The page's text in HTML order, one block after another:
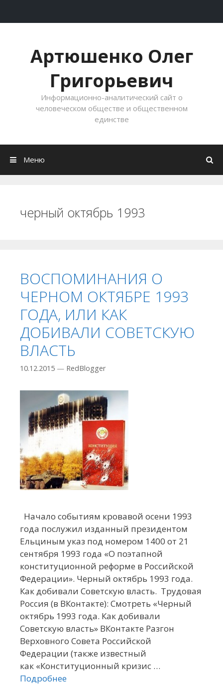
Артюшенко Олег
Григорьевич
Информационно-аналитический сайт о
человеческом обществе и общественном
единстве
Меню
черный октябрь 1993
ВОСПОМИНАНИЯ О
ЧЕРНОМ ОКТЯБРЕ 1993
ГОДА, ИЛИ КАК
ДОБИВАЛИ СОВЕТСКУЮ
ВЛАСТЬ
10.12.2015 — RedBlogger
Начало событиям кровавой осени 1993
года послужил изданный президентом
Ельциным указ под номером 1400 от 21
сентября 1993 года «О поэтапной
конституционной реформе в Российской
Федерации». Черный октябрь 1993 года.
Как добивали Советскую власть. Трудовая
Россия (в ВКонтакте): Смотреть «Черный
октябрь 1993 года. Как добивали
Советскую власть» ВКонтакте Разгон
Верховного Совета Российской
Федерации (также известный
как «Конституционный кризис …
Подробнее